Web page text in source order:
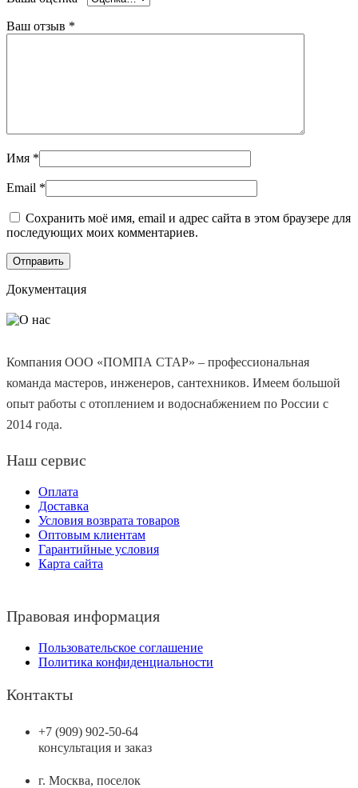
Ваш отзыв *
Имя *
Email *
Сохранить моё имя, email и адрес сайта в этом браузере для
последующих моих комментариев.
Документация
Компания ООО «ПОМПА СТАР» – профессиональная
команда мастеров, инженеров, сантехников. Имеем большой
опыт работы с отоплением и водоснабжением по России с
2014 года.
Наш сервис
Оплата
Доставка
Условия возврата товаров
Оптовым клиентам
Гарантийные условия
Карта сайта
Правовая информация
Пользовательское соглашение
Политика конфиденциальности
Контакты
+7 (909) 902-50-64
консультация и заказ
г. Москва, поселок